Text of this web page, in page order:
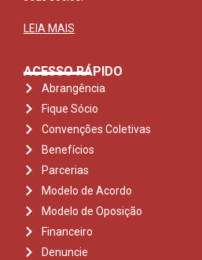
LEIA MAIS
ACESSO RÁPIDO
Abrangência
Fique Sócio
Convenções Coletivas
Benefícios
Parcerias
Modelo de Acordo
Modelo de Oposição
Financeiro
Denuncie